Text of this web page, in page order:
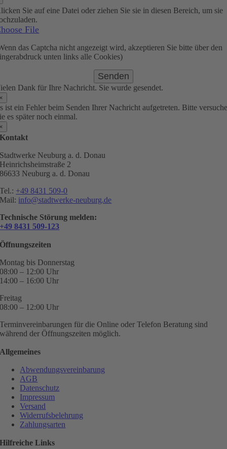
Sie auf eine Datei oder ziehen Sie sie in diesen Bereich, um sie
File
das Captcha nicht angezeigt wird, akzeptieren Sie bitte über den
unten links alle Cookies)
Senden
Dank für Ihre Nachricht. Sie wurde gesendet.
ist ein Fehler beim Senden Ihrer Nachricht aufgetreten. Bitte
es später noch einmal.
Kontakt
Stadtwerke Neuburg a. d. Donau
Heinrichsheimstraße 2
86633 Neuburg a. d. Donau
Tel.: +49 8431 509-0
Mail: info@stadtwerke-neuburg.de
Technische Störung melden:
+49 8431 509-123
Öffnungszeiten
Montag bis Donnerstag
08:00 – 12:00 Uhr
14:00 – 16:00 Uhr
Freitag
08:00 – 12:00 Uhr
Terminvereinbarungen für die Online oder Telefon Beratung sind
während der Öffnungszeiten möglich.
Allgemeines
Abwendungsvereinbarung
AGB
Datenschutz
Impressum
Versand
Widerrufsbelehrung
Zahlungsarten
Hilfreiche Links